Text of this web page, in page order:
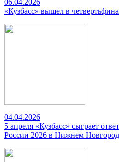
06.04.2026
«Кузбасс» вышел в
04.04.2026
5 апреля «Кузбасс» сыграет
России 2026 в Нижнем